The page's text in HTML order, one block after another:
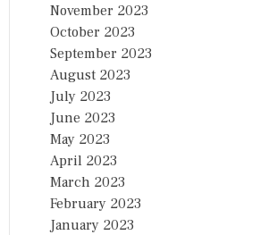
November 2023
October 2023
September 2023
August 2023
July 2023
June 2023
May 2023
April 2023
March 2023
February 2023
January 2023